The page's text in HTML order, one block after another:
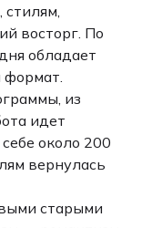
восторг. По
обладает
из
идет
около 200
вернулась
старыми